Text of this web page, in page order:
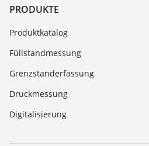
PRODUKTE
Produktkatalog
Füllstandmessung
Grenzstanderfassung
Druckmessung
Digitalisierung